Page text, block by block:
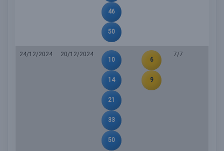
46
50
24/12/2024
20/12/2024
10
14
21
33
50
6
9
7/7